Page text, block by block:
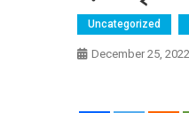
Uncategorized
December 25, 2022